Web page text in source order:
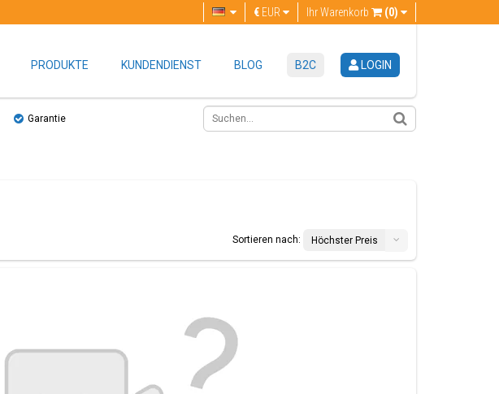
Ihr Warenkorb (0)
€ EUR
PRODUKTE KUNDENDIENST BLOG B2C LOGIN
Garantie
Sortieren nach:
Höchster Preis